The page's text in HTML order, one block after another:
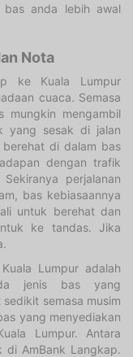
anda lebih awal
Nota
ke Kuala Lumpur
cuaca. Semasa
mungkin mengambil
yang sesak di jalan
berehat di dalam bas
dengan trafik
perjalanan
bas kebiasaannya
untuk berehat dan
ke tandas. Jika
Lumpur adalah
jenis bas yang
semasa musim
yang menyediakan
Lumpur. Antara
AmBank Langkap.